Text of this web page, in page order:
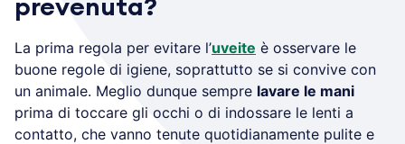
prevenuta?
La prima regola per evitare l’uveite è osservare le
buone regole di igiene, soprattutto se si convive con
un animale. Meglio dunque sempre lavare le mani
prima di toccare gli occhi o di indossare le lenti a
contatto, che vanno tenute quotidianamente pulite e